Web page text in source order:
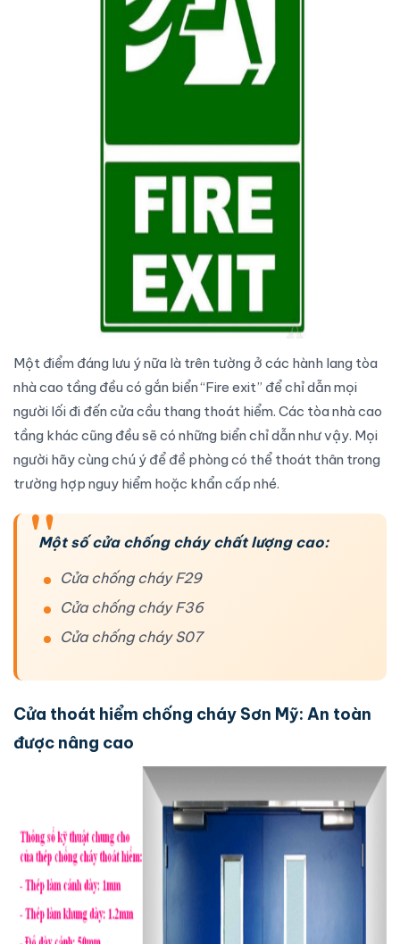
Một điểm đáng lưu ý nữa là trên tường ở các hành lang tòa
nhà cao tầng đều có gắn biển “Fire exit” để chỉ dẫn mọi
người lối đi đến cửa cầu thang thoát hiểm. Các tòa nhà cao
tầng khác cũng đều sẽ có những biển chỉ dẫn như vậy. Mọi
người hãy cùng chú ý để đề phòng có thể thoát thân trong
trường hợp nguy hiểm hoặc khẩn cấp nhé.
Một số cửa chống cháy chất lượng cao:
Cửa chống cháy F29
Cửa chống cháy F36
Cửa chống cháy S07
Cửa thoát hiểm chống cháy Sơn Mỹ: An toàn
được nâng cao